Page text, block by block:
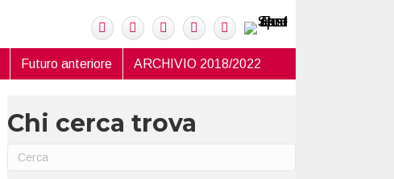
Futuro anteriore ARCHIVIO 2018/2022
Chi cerca trova